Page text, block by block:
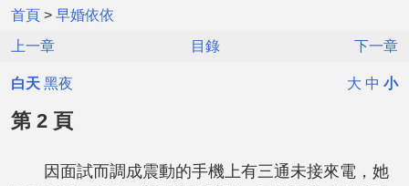
首頁 > 早婚依依
上一章
目錄 下一章
白天 黑夜 大 中 小
第 2 頁
因面試而調成震動的手機上有三通未接來電，她